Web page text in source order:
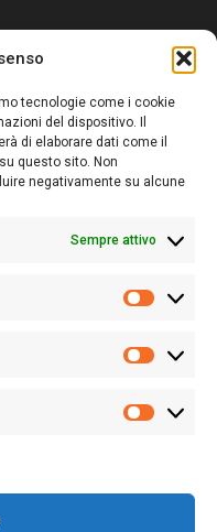
tecnologie come i cookie
del dispositivo. Il
di elaborare dati come il
questo sito. Non
negativamente su alcune
Sempre attivo
informare “liberamente” i
un occhio rivolto al
futuro